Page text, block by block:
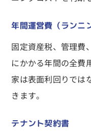
年間運営費（ランニ
固定資産税、管理費
にかかる年間の全費
家は表面利回りでは
きます。
テナント契約書